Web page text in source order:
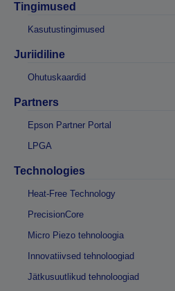
Tingimused
Kasutustingimused
Juriidiline
Ohutuskaardid
Partners
Epson Partner Portal
LPGA
Technologies
Heat-Free Technology
PrecisionCore
Micro Piezo tehnoloogia
Innovatiivsed tehnoloogiad
Jätkusuutlikud tehnoloogiad